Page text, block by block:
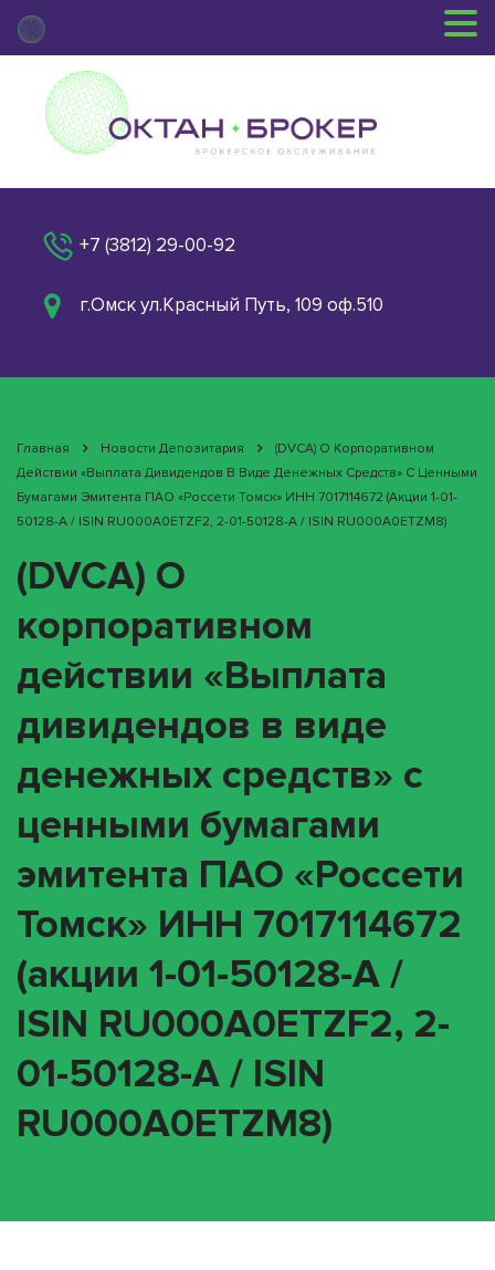
+7 (3812) 29-00-92
г.Омск ул.Красный Путь, 109 оф.510
Главная Новости Депозитария
(DVCA) О Корпоративном
Действии «Выплата Дивидендов В Виде Денежных Средств» С Ценными
Бумагами Эмитента ПАО «Россети Томск» ИНН 7017114672 (акции 1-01-
50128-A / ISIN RU000A0ETZF2, 2-01-50128-A / ISIN RU000A0ETZM8)
(DVCA) О
корпоративном
действии «Выплата
дивидендов в виде
денежных средств» с
ценными бумагами
эмитента ПАО «Россети
Томск» ИНН 7017114672
(акции 1-01-50128-A /
ISIN RU000A0ETZF2, 2-
01-50128-A / ISIN
RU000A0ETZM8)